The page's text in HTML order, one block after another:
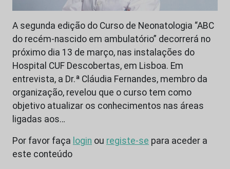
A segunda edição do Curso de Neonatologia “ABC
do recém-nascido em ambulatório” decorrerá no
próximo dia 13 de março, nas instalações do
Hospital CUF Descobertas, em Lisboa. Em
entrevista, a Dr.ª Cláudia Fernandes, membro da
organização, revelou que o curso tem como
objetivo atualizar os conhecimentos nas áreas
ligadas aos…
Por favor faça login ou registe-se para aceder a
este conteúdo